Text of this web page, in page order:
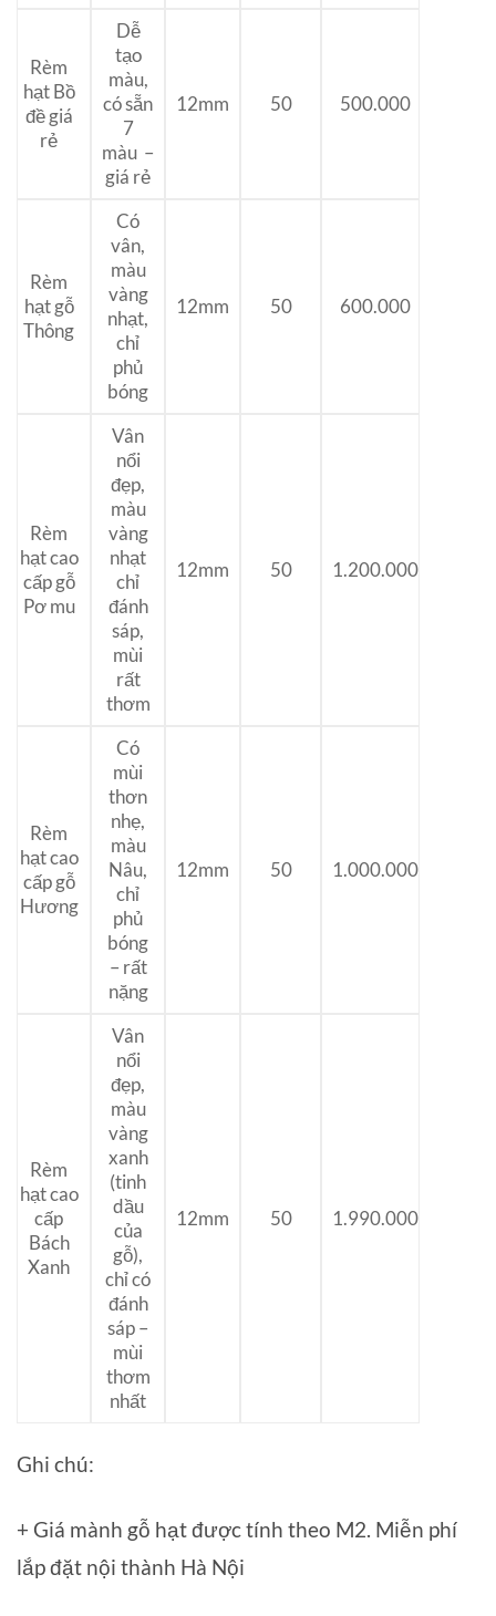
Rèm
hạt Bồ
đề giá
rẻ
Dễ
tạo
màu,
có sẵn
7
màu –
giá rẻ
12mm 50 500.000
Rèm
hạt gỗ
Thông
Có
vân,
màu
vàng
nhạt,
chỉ
phủ
bóng
12mm 50 600.000
Rèm
hạt cao
cấp gỗ
Pơ mu
Vân
nổi
đẹp,
màu
vàng
nhạt
chỉ
đánh
sáp,
mùi
rất
thơm
12mm 50 1.200.000
Rèm
hạt cao
cấp gỗ
Hương
Có
mùi
thơn
nhẹ,
màu
Nâu,
chỉ
phủ
bóng
– rất
nặng
12mm 50 1.000.000
Rèm
hạt cao
cấp
Bách
Xanh
Vân
nổi
đẹp,
màu
vàng
xanh
(tinh
dầu
của
gỗ),
chỉ có
đánh
sáp –
mùi
thơm
nhất
12mm 50 1.990.000
Ghi chú:
+ Giá mành gỗ hạt được tính theo M2. Miễn phí
lắp đặt nội thành Hà Nội